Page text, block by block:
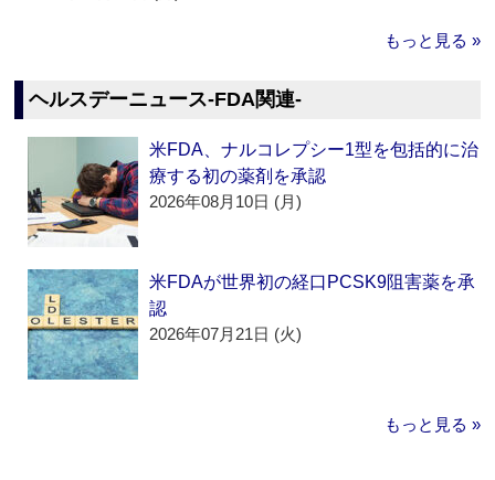
もっと見る »
ヘルスデーニュース‐FDA関連‐
米FDA、ナルコレプシー1型を包括的に治
療する初の薬剤を承認
2026年08月10日 (月)
米FDAが世界初の経口PCSK9阻害薬を承
認
2026年07月21日 (火)
もっと見る »